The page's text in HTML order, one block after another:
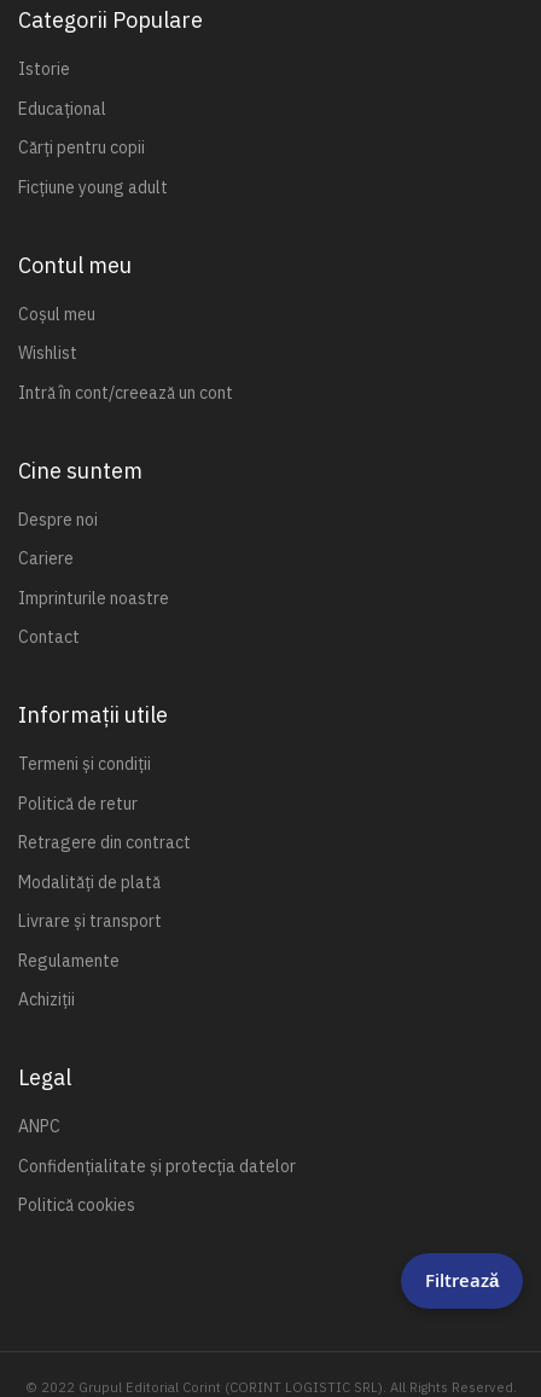
Categorii Populare
Istorie
Educațional
Cărți pentru copii
Ficțiune young adult
Contul meu
Coșul meu
Wishlist
Intră în cont/creează un cont
Cine suntem
Despre noi
Cariere
Imprinturile noastre
Contact
Informații utile
Termeni și condiții
Politică de retur
Retragere din contract
Modalități de plată
Livrare și transport
Regulamente
Achiziții
Legal
ANPC
Confidențialitate și protecția datelor
Politică cookies
© 2022 Grupul Editorial Corint (CORINT LOGISTIC SRL). All Rights Reserved.
Filtrează